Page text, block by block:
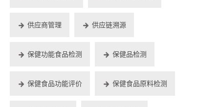
供应商管理 供应链溯源
保健功能食品检测 保健品检测
保健食品功能评价 保健食品原料检测